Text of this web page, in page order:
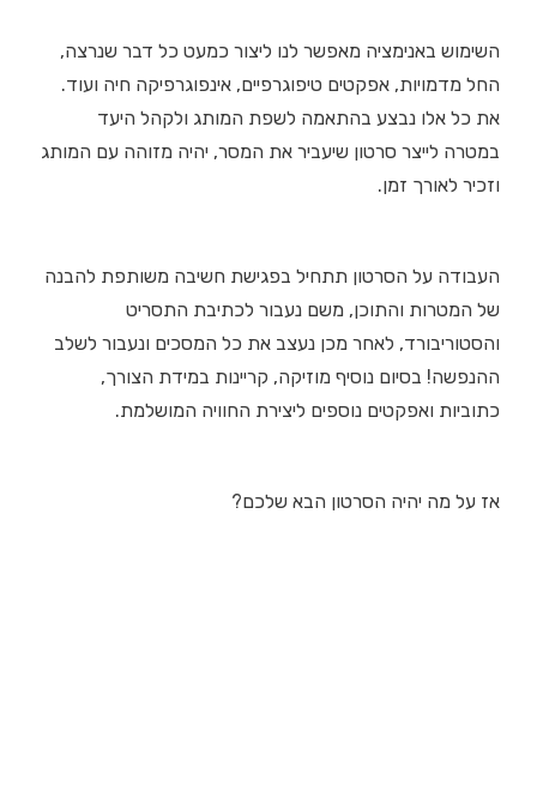
השימוש באנימציה מאפשר לנו ליצור כמעט כל דבר שנרצה,
החל מדמויות, אפקטים טיפוגרפיים, אינפוגרפיקה חיה ועוד.
את כל אלו נבצע בהתאמה לשפת המותג ולקהל היעד
במטרה לייצר סרטון שיעביר את המסר, יהיה מזוהה עם המותג
וזכיר לאורך זמן.
העבודה על הסרטון תתחיל בפגישת חשיבה משותפת להבנה
של המטרות והתוכן, משם נעבור לכתיבת התסריט
והסטוריבורד, לאחר מכן נעצב את כל המסכים ונעבור לשלב
ההנפשה! בסיום נוסיף מוזיקה, קריינות במידת הצורך,
כתוביות ואפקטים נוספים ליצירת החוויה המושלמת.
אז על מה יהיה הסרטון הבא שלכם?